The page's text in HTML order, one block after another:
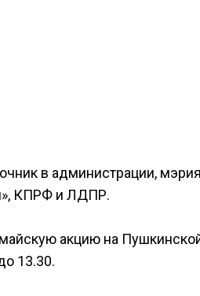
в администрации,
КПРФ и ЛДПР.
акцию на
13.30.